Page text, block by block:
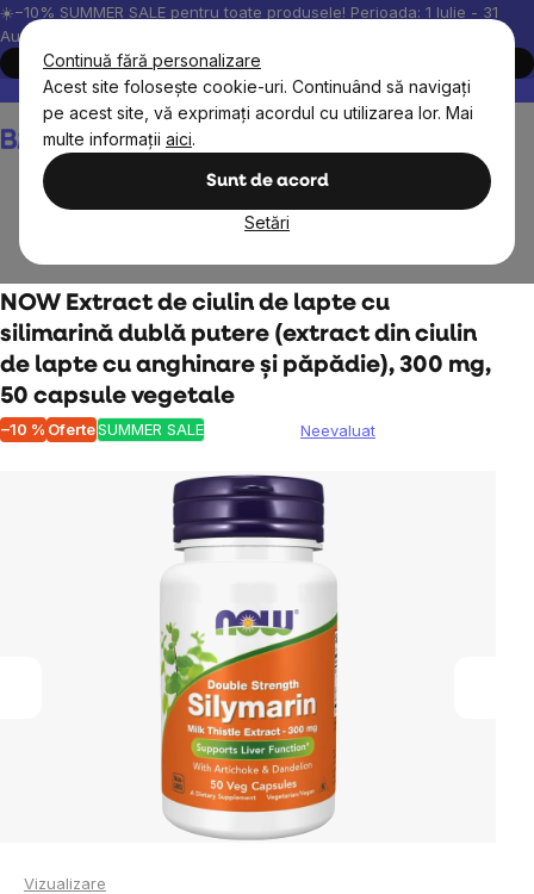
Continuă fără personalizare
Acest site folosește cookie-uri. Continuând să navigați
pe acest site, vă exprimați acordul cu utilizarea lor. Mai
multe informații aici.
Sunt de acord
Setări
Treci
la
conținut
☀️−10% SUMMER SALE pentru toate produsele! Perioada: 1 Iulie - 31
August, 2026.
Cumpără acum
Peste 200.000 de recenzii verificate
Produsele noastre sunt
Coş
de
NOW Extract de ciulin de lapte cu
silimarină dublă putere (extract din ciulin
de lapte cu anghinare și păpădie), 300 mg,
50 capsule vegetale
–10 % OferteSUMMER SALE
Evaluarea
a
produsului
este
stele.
Neevaluat
Vizualizare